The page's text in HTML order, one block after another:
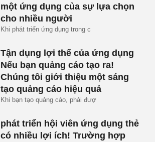
một ứng dụng của sự lựa chọn
cho nhiều người
Khi phát triển ứng dụng trong c
Tận dụng lợi thế của ứng dụng
Nếu bạn quảng cáo tạo ra!
Chúng tôi giới thiệu một sáng
tạo quảng cáo hiệu quả
Khi bạn tạo quảng cáo, phải đượ
phát triển hội viên ứng dụng thẻ
có nhiều lợi ích! Trường hợp